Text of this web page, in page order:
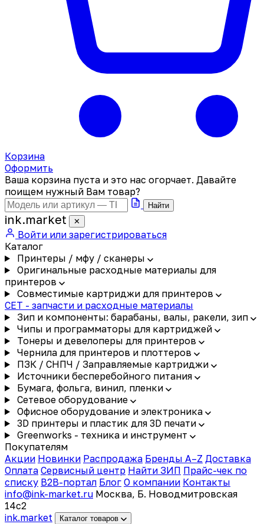
Корзина
Оформить
Ваша корзина пуста и это нас огорчает. Давайте
поищем нужный Вам товар?
Найти
ink.market ✕
Войти или зарегистрироваться
Каталог
Принтеры / мфу / сканеры
Оригинальные расходные материалы для
принтеров
Совместимые картриджи для принтеров
CET - запчасти и расходные материалы
Зип и компоненты: барабаны, валы, ракели, зип
Чипы и программаторы для картриджей
Тонеры и девелоперы для принтеров
Чернила для принтеров и плоттеров
ПЗК / СНПЧ / Заправляемые картриджи
Источники бесперебойного питания
Бумага, фольга, винил, пленки
Сетевое оборудование
Офисное оборудование и электроника
3D принтеры и пластик для 3D печати
Greenworks - техника и инструмент
Покупателям
Акции Новинки Распродажа Бренды A–Z Доставка
Оплата Сервисный центр Найти ЗИП Прайс-чек по
списку B2B-портал Блог О компании Контакты
info@ink-market.ru Москва, Б. Новодмитровская
14с2
ink.market Каталог товаров